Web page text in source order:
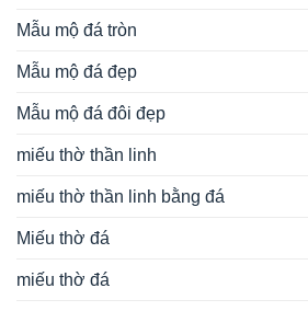
Mẫu mộ đá tròn
Mẫu mộ đá đẹp
Mẫu mộ đá đôi đẹp
miếu thờ thần linh
miếu thờ thần linh bằng đá
Miếu thờ đá
miếu thờ đá